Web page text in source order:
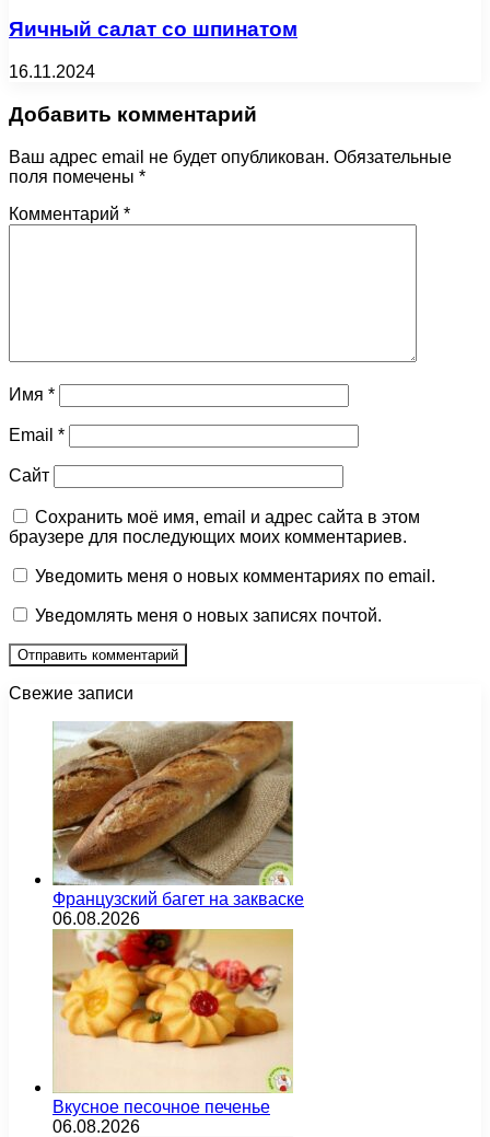
Яичный салат со шпинатом
16.11.2024
Добавить комментарий
Ваш адрес email не будет опубликован. Обязательные
поля помечены *
Комментарий *
Имя *
Email *
Сайт
Сохранить моё имя, email и адрес сайта в этом
браузере для последующих моих комментариев.
Уведомить меня о новых комментариях по email.
Уведомлять меня о новых записях почтой.
Свежие записи
Французский багет на закваске
06.08.2026
Вкусное песочное печенье
06.08.2026